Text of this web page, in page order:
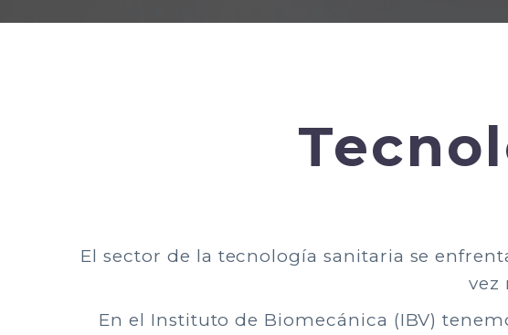
El sector de la tecnología sanitaria se
vez
En el Instituto de Biomecánica (IBV)